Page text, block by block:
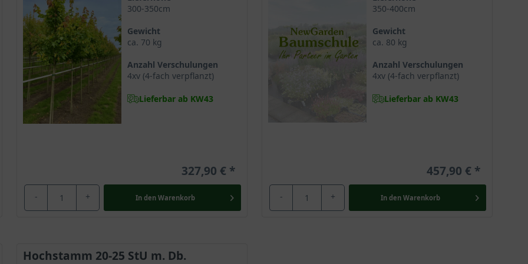
mit dunkleren Gewächsen wunderschöne Kontraste.
er sich zudem als Straßen- und Alleebaum. Hier verwendet schenkt er jeder tristen und städtischen Umgebung
Parkett und Drechselarbeiten genutzt, da es sehr leicht ist und gut verarbeitet werden kann. In den USA wird es unter
dient auch zur Gewinnung von Arzneien und zur Herstellung von Gesichtscreme. Studien zur Folge straffen
300-350cm
Gewicht
ca. 70 kg
Anzahl Verschulungen
4xv (4-fach verpflanzt)
Lieferbar ab KW43
327,90 €
- + In den Warenkorb
350-400cm
Gewicht
ca. 80 kg
Anzahl Verschulungen
4xv (4-fach verpflanzt)
Lieferbar ab KW43
457,90 €
- + In den Warenkorb
Hochstamm 20-25 StU m. Db.